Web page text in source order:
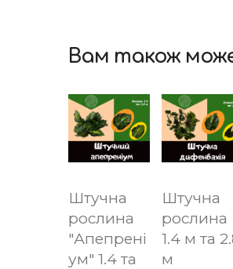
Вам також
Штучна
рослина
"Апепрені
ум" 1.4 та
Штучна
рослина
1.4 м та
м